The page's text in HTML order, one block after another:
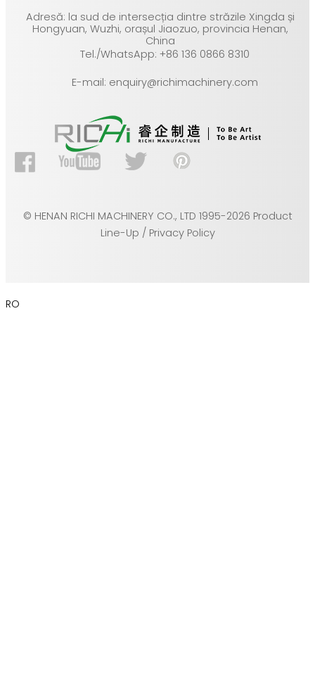
Adresă: la sud de intersecția dintre străzile Xingda și
Hongyuan, Wuzhi, orașul Jiaozuo, provincia Henan,
China
Tel./WhatsApp: +86 136 0866 8310
E-mail: enquiry@richimachinery.com
© HENAN RICHI MACHINERY CO., LTD 1995-2026 Product
Line-Up / Privacy Policy
RO